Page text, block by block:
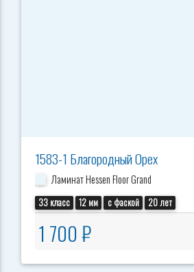
1583-1 Благородный Орех
Ламинат Hessen Floor Grand
33 класс 12 мм с фаской 20 лет
1 700 ₽